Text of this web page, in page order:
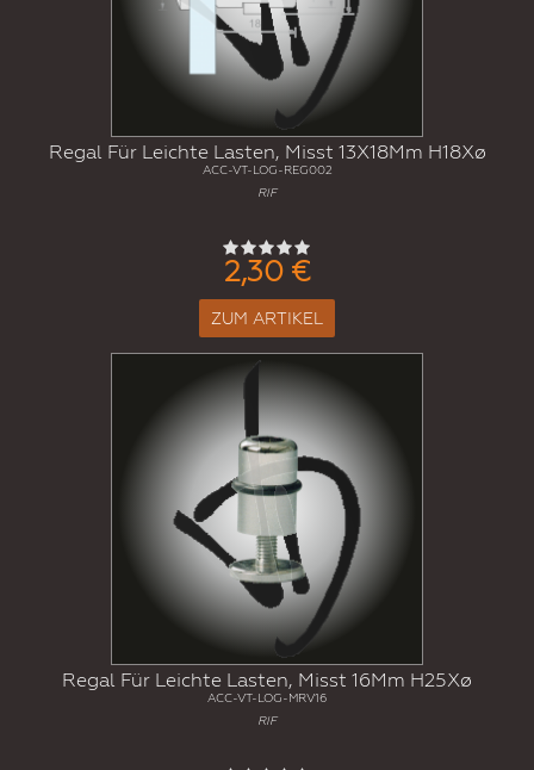
Regal Für Leichte Lasten, Misst 13X18Mm H18Xø
ACC-VT-LOG-REG002
RIF
2,30 €
ZUM ARTIKEL
Regal Für Leichte Lasten, Misst 16Mm H25Xø
ACC-VT-LOG-MRV16
RIF